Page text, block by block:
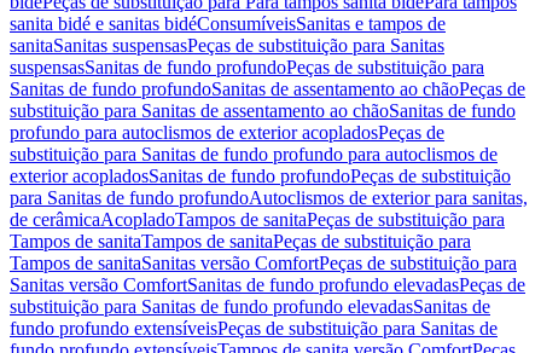
sanita bidé e sanitas bidéConsumíveisSanitas e tampos de
sanitaSanitas suspensasPeças de substituição para Sanitas
suspensasSanitas de fundo profundoPeças de substituição para
Sanitas de fundo profundoSanitas de assentamento ao chãoPeças de
substituição para Sanitas de assentamento ao chãoSanitas de fundo
profundo para autoclismos de exterior acopladosPeças de
substituição para Sanitas de fundo profundo para autoclismos de
exterior acopladosSanitas de fundo profundoPeças de substituição
para Sanitas de fundo profundoAutoclismos de exterior para sanitas,
de cerâmicaAcopladoTampos de sanitaPeças de substituição para
Tampos de sanitaTampos de sanitaPeças de substituição para
Tampos de sanitaSanitas versão ComfortPeças de substituição para
Sanitas versão ComfortSanitas de fundo profundo elevadasPeças de
substituição para Sanitas de fundo profundo elevadasSanitas de
fundo profundo extensíveisPeças de substituição para Sanitas de